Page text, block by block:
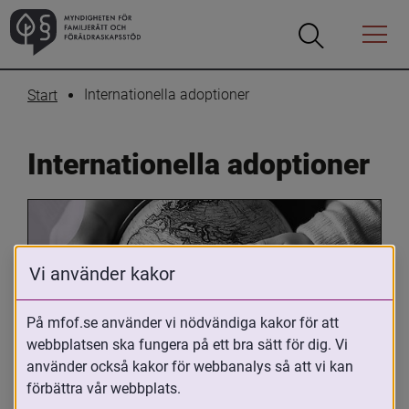
Öppna
Öppna
Menyn
Start Internationella adoptioner
Internationella adoptioner
Oavsett om du är adopterad,
adoptivförälder eller arbetar med
Vi använder kakor
På mfof.se använder vi nödvändiga kakor för att
webbplatsen ska fungera på ett bra sätt för dig. Vi
använder också kakor för webbanalys så att vi kan
förbättra vår webbplats.